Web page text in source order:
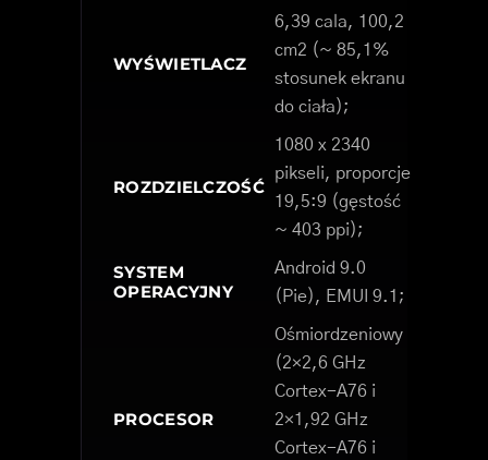
WYŚWIETLACZ
6,39 cala, 100,2
cm2 (~ 85,1%
stosunek ekranu
do ciała);
ROZDZIELCZOŚĆ
1080 x 2340
pikseli, proporcje
19,5:9 (gęstość
~ 403 ppi);
SYSTEM
OPERACYJNY
Android 9.0
(Pie), EMUI 9.1;
PROCESOR
Ośmiordzeniowy
(2×2,6 GHz
Cortex-A76 i
2×1,92 GHz
Cortex-A76 i